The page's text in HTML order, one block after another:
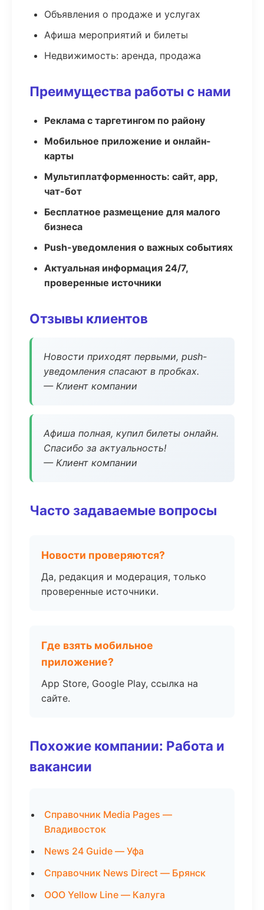
Объявления о продаже и услугах
Афиша мероприятий и билеты
Недвижимость: аренда, продажа
Преимущества работы с нами
Реклама с таргетингом по району
Мобильное приложение и онлайн-
карты
Мультиплатформенность: сайт, app,
чат-бот
Бесплатное размещение для малого
бизнеса
Push-уведомления о важных событиях
Актуальная информация 24/7,
проверенные источники
Отзывы клиентов
Новости приходят первыми, push-
уведомления спасают в пробках.
— Клиент компании
Афиша полная, купил билеты онлайн.
Спасибо за актуальность!
— Клиент компании
Часто задаваемые вопросы
Новости проверяются?
Да, редакция и модерация, только
проверенные источники.
Где взять мобильное
приложение?
App Store, Google Play, ссылка на
сайте.
Похожие компании: Работа и
вакансии
Справочник Media Pages —
Владивосток
News 24 Guide — Уфа
Справочник News Direct — Брянск
ООО Yellow Line — Калуга